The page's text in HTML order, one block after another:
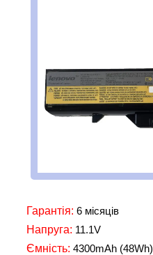
Гарантія: 6 місяців
Напруга: 11.1V
Ємність: 4300mAh (48Wh)